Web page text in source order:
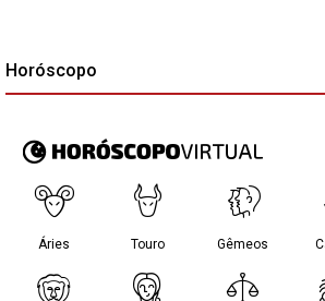
Horóscopo